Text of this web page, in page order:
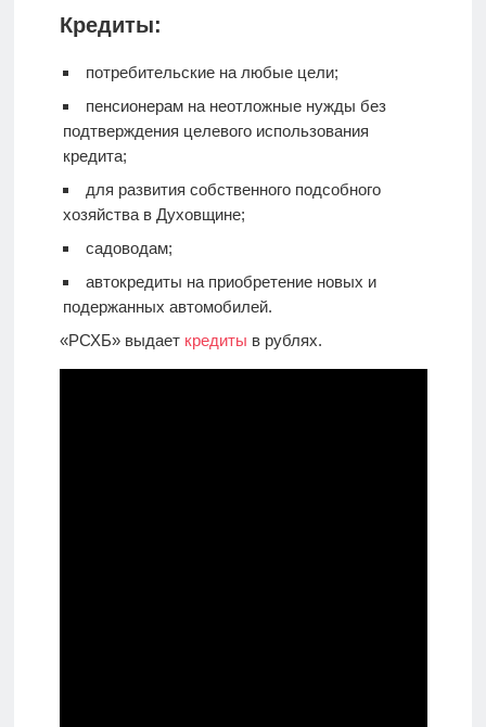
Кредиты:
потребительские на любые цели;
пенсионерам на неотложные нужды без
подтверждения целевого использования
кредита;
для развития собственного подсобного
хозяйства в Духовщине;
садоводам;
автокредиты на приобретение новых и
подержанных автомобилей.
«РСХБ» выдает кредиты в рублях.